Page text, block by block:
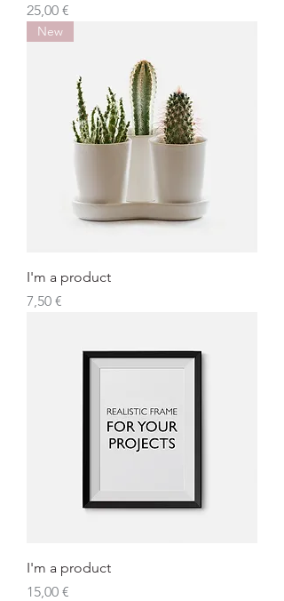
Preis
25,00 €
New
I'm a product
Preis
7,50 €
I'm a product
Preis
15,00 €